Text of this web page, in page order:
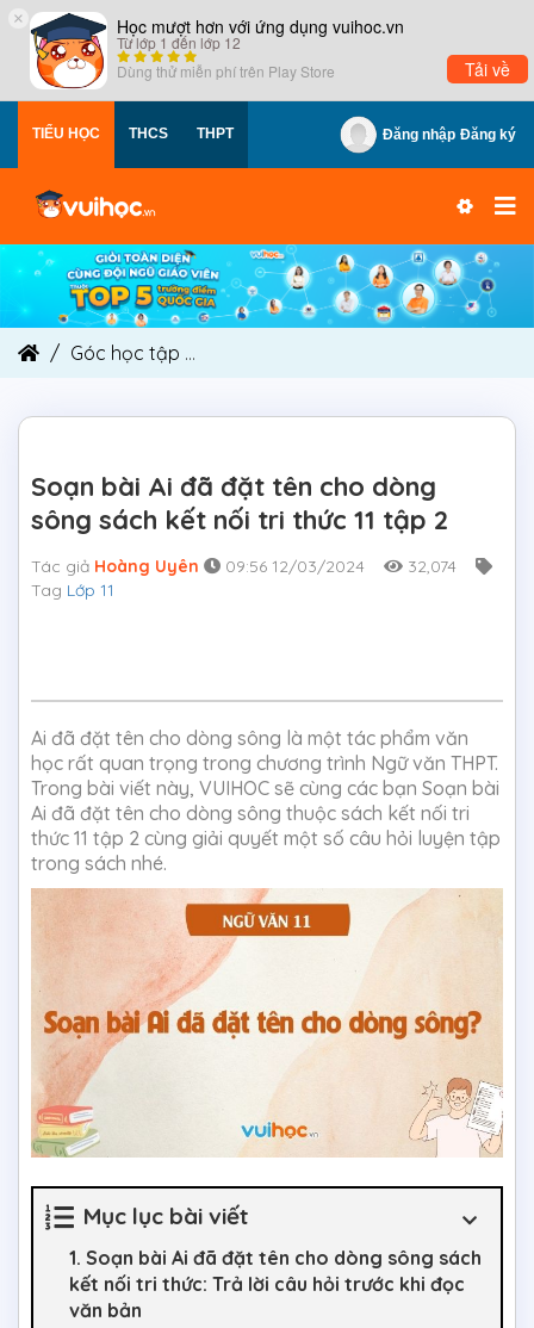
× Học mượt hơn với ứng dụng vuihoc.vn
Từ lớp 1 đến lớp 12
Dùng thử miễn phí trên Play Store Tải về
TIỂU HỌC THCS THPT Đăng nhập Đăng ký
Góc học tập
Soạn bài Ai đã đặt tên cho dòng
sông sách kết nối tri thức 11 tập 2
Tác giả Hoàng Uyên 09:56 12/03/2024
32,074
Tag Lớp 11
Ai đã đặt tên cho dòng sông là một tác phẩm văn
học rất quan trọng trong chương trình Ngữ văn THPT.
Trong bài viết này, VUIHOC sẽ cùng các bạn Soạn bài
Ai đã đặt tên cho dòng sông thuộc sách kết nối tri
thức 11 tập 2 cùng giải quyết một số câu hỏi luyện tập
trong sách nhé.
Mục lục bài viết
1. Soạn bài Ai đã đặt tên cho dòng sông sách
kết nối tri thức: Trả lời câu hỏi trước khi đọc
văn bản